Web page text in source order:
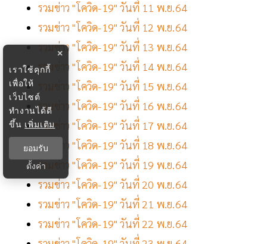
รวมข่าว "โควิด-19" วันที่ 11 พ.ย.64
รวมข่าว "โควิด-19" วันที่ 12 พ.ย.64
รวมข่าว "โควิด-19" วันที่ 13 พ.ย.64
รวมข่าว "โควิด-19" วันที่ 14 พ.ย.64
รวมข่าว "โควิด-19" วันที่ 15 พ.ย.64
รวมข่าว "โควิด-19" วันที่ 16 พ.ย.64
รวมข่าว "โควิด-19" วันที่ 17 พ.ย.64
รวมข่าว "โควิด-19" วันที่ 18 พ.ย.64
รวมข่าว "โควิด-19" วันที่ 19 พ.ย.64
รวมข่าว "โควิด-19" วันที่ 20 พ.ย.64
รวมข่าว "โควิด-19" วันที่ 21 พ.ย.64
รวมข่าว "โควิด-19" วันที่ 22 พ.ย.64
×
เราใช้คุกกี้
เพื่อให้
เว็บไซต์
ทำงานได้ดี
ขึ้น เพิ่มเติม
ยอมรับ
ตั้งค่า